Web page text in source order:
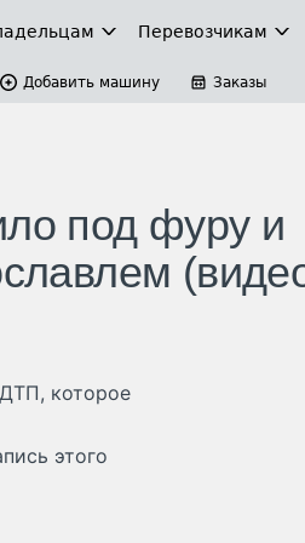
Перевозчикам
Добавить машину Заказы
под фуру и
которое
этого